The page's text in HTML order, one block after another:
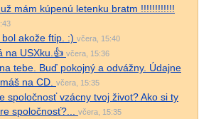
mám kúpenú letenku bratm !!!!!!!!!!!!
akože ftip. :) včera, 15:40
na USXku.👍 včera, 15:36
tebe. Buď pokojný a odvážny. Údajne
na CD.
včera, 15:35
spoločnosť vzácny tvoj život? Ako si ty
spoločnosť?...
včera, 15:35